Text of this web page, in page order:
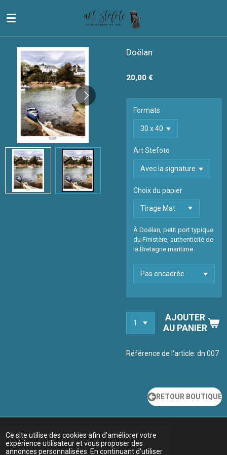
Ce site utilise des cookies afin d’améliorer votre
expérience utilisateur et vous proposer des
annonces personnalisées. En continuant d'utiliser
au
Doëlan
20,00 €
Formats
Art Stefoto
Choix du papier
À Doëlan, petit port typique
du Finistère, authenticité de
la Bretagne maritime.
AJOUTER
AU PANIER
Référence de l'article: dn 007
RETOUR BOUTIQUE